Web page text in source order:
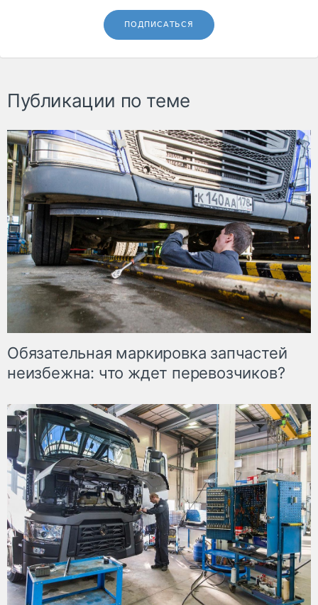
ПОДПИСАТЬСЯ
Публикации по теме
Обязательная маркировка запчастей
неизбежна: что ждет перевозчиков?